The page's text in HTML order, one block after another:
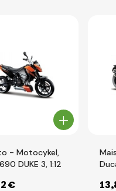
- Motocykel,
DUKE 3, 1:12
€ 13